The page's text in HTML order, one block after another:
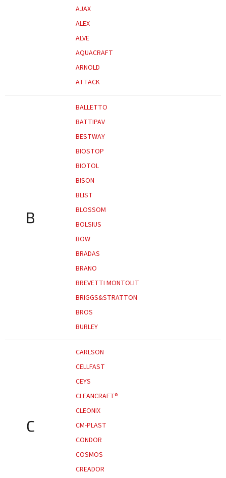
AJAX
ALEX
ALVE
AQUACRAFT
ARNOLD
ATTACK
B
BALLETTO
BATTIPAV
BESTWAY
BIOSTOP
BIOTOL
BISON
BLIST
BLOSSOM
BOLSIUS
BOW
BRADAS
BRANO
BREVETTI MONTOLIT
BRIGGS&STRATTON
BROS
BURLEY
C
CARLSON
CELLFAST
CEYS
CLEANCRAFT®
CLEONIX
CM-PLAST
CONDOR
COSMOS
CREADOR